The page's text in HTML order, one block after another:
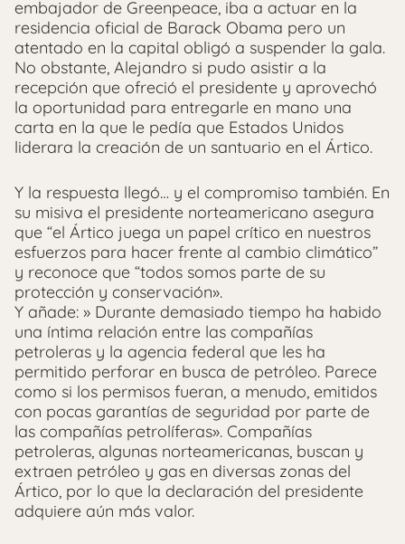
embajador de Greenpeace, iba a actuar en la
residencia oficial de Barack Obama pero un
atentado en la capital obligó a suspender la gala.
No obstante, Alejandro si pudo asistir a la
recepción que ofreció el presidente y aprovechó
la oportunidad para entregarle en mano una
carta en la que le pedía que Estados Unidos
liderara la creación de un santuario en el Ártico.
Y la respuesta llegó… y el compromiso también. En
su misiva el presidente norteamericano asegura
que “el Ártico juega un papel crítico en nuestros
esfuerzos para hacer frente al cambio climático”
y reconoce que “todos somos parte de su
protección y conservación».
Y añade: » Durante demasiado tiempo ha habido
una íntima relación entre las compañías
petroleras y la agencia federal que les ha
permitido perforar en busca de petróleo. Parece
como si los permisos fueran, a menudo, emitidos
con pocas garantías de seguridad por parte de
las compañías petrolíferas». Compañías
petroleras, algunas norteamericanas, buscan y
extraen petróleo y gas en diversas zonas del
Ártico, por lo que la declaración del presidente
adquiere aún más valor.